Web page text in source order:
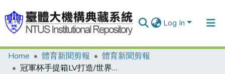
Log In
Communities & Collections
Home 體育新聞剪報
體育新聞剪報
冠軍杯手提箱LV打造/世界杯重要數據表/NIKE魔咒撂倒眾球星 西班牙兩大將不怕/世界杯魔咒知多少